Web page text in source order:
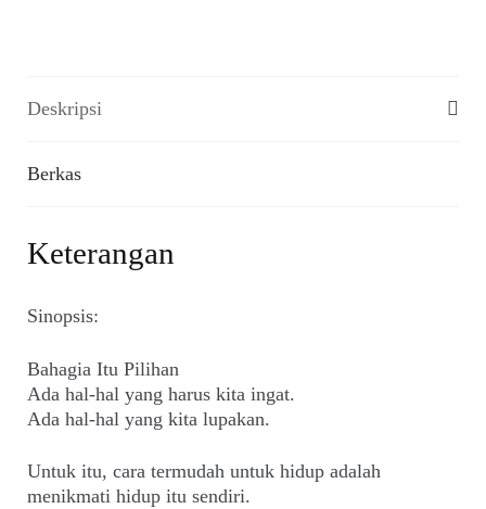
Deskripsi
Berkas
Keterangan
Sinopsis:
Bahagia Itu Pilihan
Ada hal-hal yang harus kita ingat.
Ada hal-hal yang kita lupakan.
Untuk itu, cara termudah untuk hidup adalah
menikmati hidup itu sendiri.